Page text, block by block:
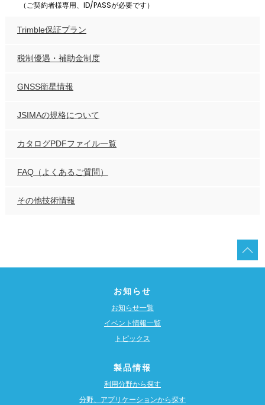
（ご契約者様専用、ID/PASSが必要です）
Trimble保証プラン
税制優遇・補助金制度
GNSS衛星情報
JSIMAの規格について
カタログPDFファイル一覧
FAQ（よくあるご質問）
その他技術情報
お知らせ
お知らせ一覧
イベント情報一覧
トピックス
製品情報
利用分野から探す
分野、アプリケーションから探す